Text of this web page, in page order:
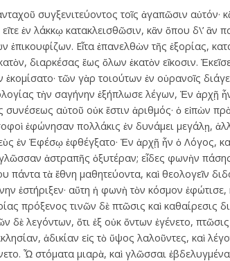
συγξενιτεύοντος τοῖς ἀγαπῶσιν αὐτόν·
ἐν λάκκῳ κατακλεισθῶσιν, κἂν ὅπου δ\’ ἂν
Εἶτα ἐπανελθὼν τῆς ἐξορίας,
διαρκέσας ἕως ὅλων ἑκατὸν εἴκοσιν.
τῶν γὰρ τοιούτων ἐν οὐρανοῖς
τὴν σαγήνην ἐξήπλωσε λέγων, Ἐν
συνέσεως αὐτοῦ οὐκ ἔστιν ἀριθμός· ὁ εἰπὼν
ἐφώνησαν πολλάκις ἐν δυνάμει μεγάλῃ,
ἐν Ἐφέσῳ ἐφθέγξατο· Ἐν ἀρχῇ ἦν ὁ Λόγος,
ἀστραπῆς ὀξυτέραν; εἶδες φωνὴν
τὰ ἔθνη μαθητεύοντα, καὶ θεολογεῖν
ἐστήριξεν· αὕτη ἡ φωνὴ τὸν κόσμον ἐφώτισε,
πρόξενος τινῶν δὲ πτῶσις καὶ καθαίρεσις
δὲ λεγόντων, ὅτι ἐξ οὐκ ὄντων ἐγένετο,
ἀδικίαν εἰς τὸ ὕψος λαλοῦντες, καὶ
Ὦ στόματα μιαρὰ, καὶ γλῶσσαι